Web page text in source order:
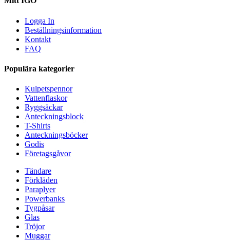
Logga In
Beställningsinformation
Kontakt
FAQ
Populära kategorier
Kulpetspennor
Vattenflaskor
Ryggsäckar
Anteckningsblock
T-Shirts
Anteckningsböcker
Godis
Företagsgåvor
Tändare
Förkläden
Paraplyer
Powerbanks
Tygpåsar
Glas
Tröjor
Muggar